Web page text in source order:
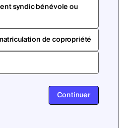
syndic bénévole ou
de copropriété
Continuer